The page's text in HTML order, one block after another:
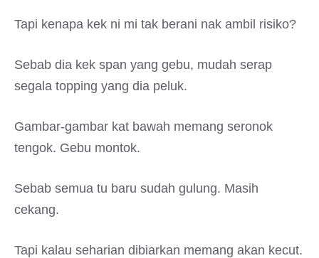
Tapi kenapa kek ni mi tak berani nak ambil risiko?
Sebab dia kek span yang gebu, mudah serap
segala topping yang dia peluk.
Gambar-gambar kat bawah memang seronok
tengok. Gebu montok.
Sebab semua tu baru sudah gulung. Masih
cekang.
Tapi kalau seharian dibiarkan memang akan kecut.